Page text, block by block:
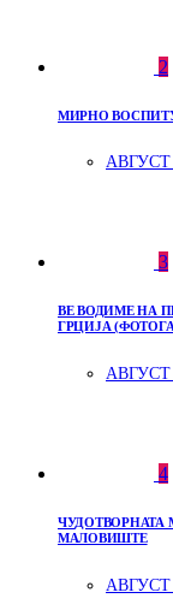
2
МИРНО
АВГУСТ
3
ВЕ ВОДИМЕ НА
ГРЦИЈА
АВГУСТ
4
ЧУДОТВОРНАТА
МАЛОВИШТЕ
АВГУСТ